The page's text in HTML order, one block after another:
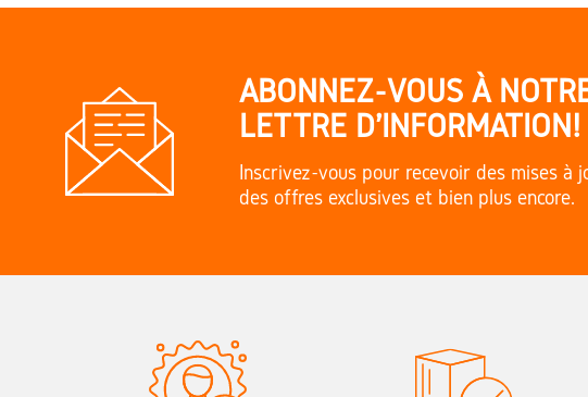
ABONNEZ-VOUS À
LETTRE D'INFORMATION!
Inscrivez-vous pour recevoir des mises à
des offres exclusives et bien plus encore.